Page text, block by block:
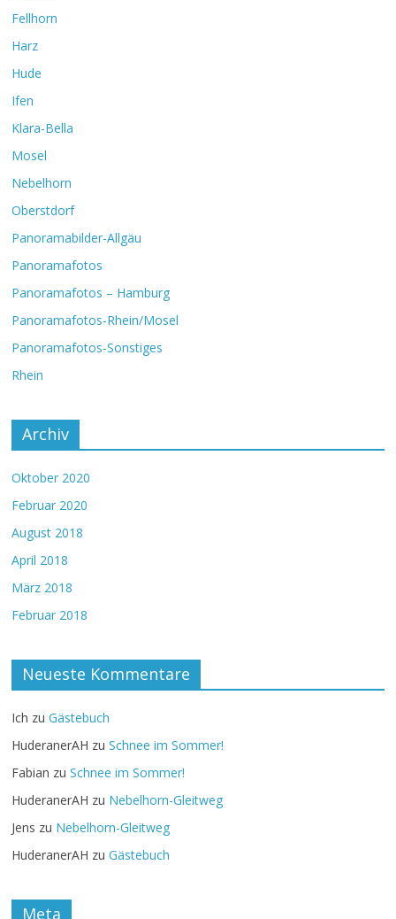
Fellhorn
Harz
Hude
Ifen
Klara-Bella
Mosel
Nebelhorn
Oberstdorf
Panoramabilder-Allgäu
Panoramafotos
Panoramafotos – Hamburg
Panoramafotos-Rhein/Mosel
Panoramafotos-Sonstiges
Rhein
Archiv
Oktober 2020
Februar 2020
August 2018
April 2018
März 2018
Februar 2018
Neueste Kommentare
Ich zuGästebuch
HuderanerAH zuSchnee im Sommer!
Fabian zuSchnee im Sommer!
HuderanerAH zu Nebelhorn-Gleitweg
Jens zu Nebelhorn-Gleitweg
HuderanerAH zuGästebuch
Meta